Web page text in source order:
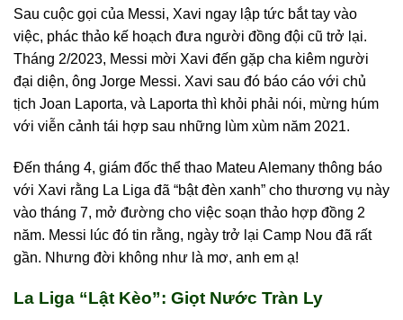
Sau cuộc gọi của Messi, Xavi ngay lập tức bắt tay vào
việc, phác thảo kế hoạch đưa người đồng đội cũ trở lại.
Tháng 2/2023, Messi mời Xavi đến gặp cha kiêm người
đại diện, ông Jorge Messi. Xavi sau đó báo cáo với chủ
tịch Joan Laporta, và Laporta thì khỏi phải nói, mừng húm
với viễn cảnh tái hợp sau những lùm xùm năm 2021.
Đến tháng 4, giám đốc thể thao Mateu Alemany thông báo
với Xavi rằng La Liga đã “bật đèn xanh” cho thương vụ này
vào tháng 7, mở đường cho việc soạn thảo hợp đồng 2
năm. Messi lúc đó tin rằng, ngày trở lại Camp Nou đã rất
gần. Nhưng đời không như là mơ, anh em ạ!
La Liga “Lật Kèo”: Giọt Nước Tràn Ly